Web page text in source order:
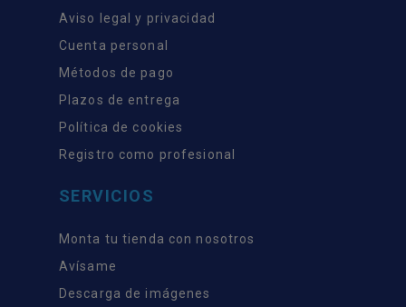
Aviso legal y privacidad
Cuenta personal
Métodos de pago
Plazos de entrega
Política de cookies
Registro como profesional
SERVICIOS
Monta tu tienda con nosotros
Avísame
Descarga de imágenes